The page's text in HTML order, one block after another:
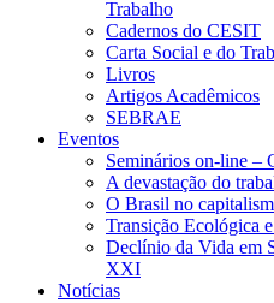
Trabalho
Cadernos do CESIT
Carta Social e do
Livros
Artigos Acadêmicos
SEBRAE
Eventos
Seminários on-line –
A devastação do
O Brasil no
Transição Ecológica
Declínio da Vida em
XXI
Notícias